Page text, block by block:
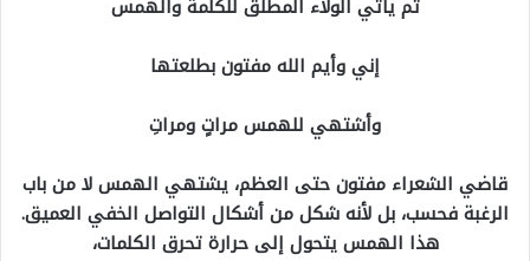
ثم يأتي الولاء المطلق للكلمة والهمس
إني وأيم الله مفتون بطلعتها
وأشتهي للهمس مراتٍ ومراتِ
قاضي الشعراء مفتون حتى العظم، يشتهي الهمس لا من باب
الرغبة فحسب، بل لأنه شكل من أشكال التواصل الخفي العميق.
هذا الهمس يتحول إلى حرارة تحرق الكلمات،